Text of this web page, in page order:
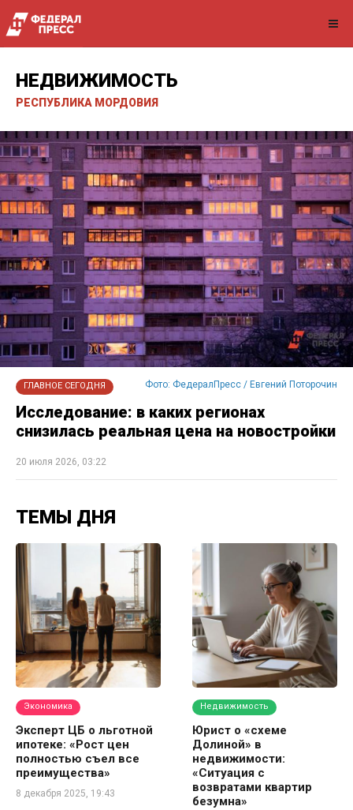
НЕДВИЖИМОСТЬ
РЕСПУБЛИКА МОРДОВИЯ
ГЛАВНОЕ СЕГОДНЯ Фото: ФедералПресс / Евгений Поторочин
Исследование: в каких регионах
снизилась реальная цена на новостройки
20 июля 2026, 03:22
ТЕМЫ ДНЯ
Экономика
Эксперт ЦБ о льготной
ипотеке: «Рост цен
полностью съел все
преимущества»
8 декабря 2025, 19:43
Недвижимость
Юрист о «схеме
Долиной» в
недвижимости:
«Ситуация с
возвратами квартир
безумна»